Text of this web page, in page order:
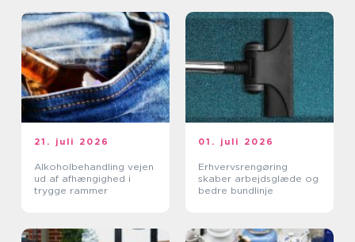
21. juli 2026
Alkoholbehandling vejen
ud af afhængighed i
trygge rammer
01. juli 2026
Erhvervsrengøring
skaber arbejdsglæde og
bedre bundlinje